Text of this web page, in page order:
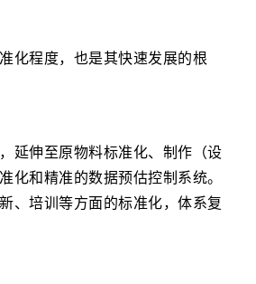
化程度，也是其快速发展的根
延伸至原物料标准化、制作（设
化和精准的数据预估控制系统。
、培训等方面的标准化，体系复